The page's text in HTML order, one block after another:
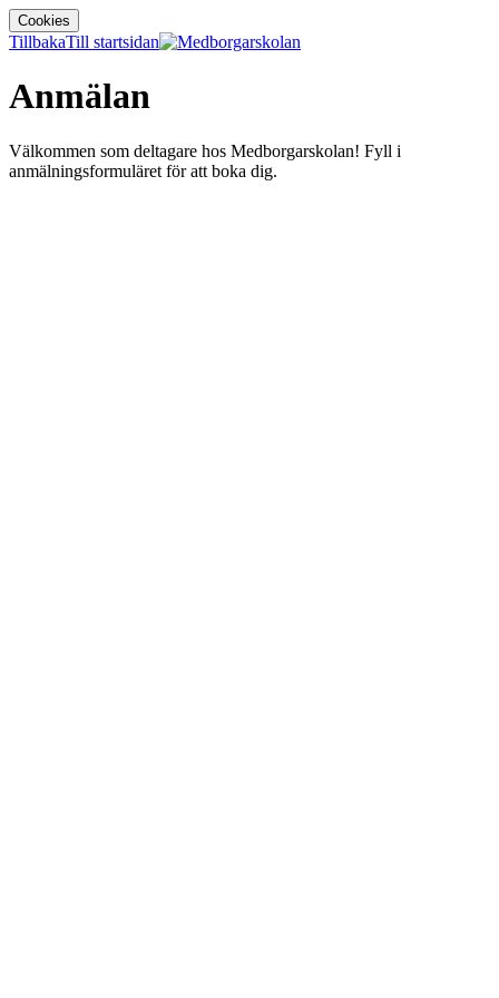
Cookies
TillbakaTill startsidan
Anmälan
Välkommen som deltagare hos Medborgarskolan! Fyll i
anmälningsformuläret för att boka dig.